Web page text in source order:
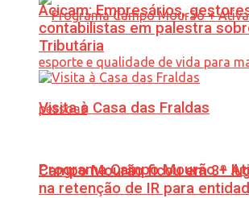
Programa Campo Mourão +
Acicam: Empresários,
contabilistas em palestra
Tributária
Visita à Casa das Fraldas
Campo Mourão ficou em 3º
na retenção de IR para